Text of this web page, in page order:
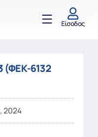
Είσοδος
(ΦΕΚ-6132
2024